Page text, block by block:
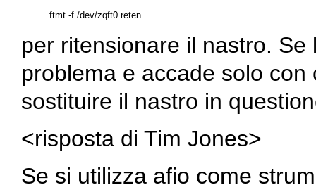
per ritensionare il nastro.
problema e accade solo
sostituire il nastro in
<risposta di Tim Jones>
Se si utilizza afio come